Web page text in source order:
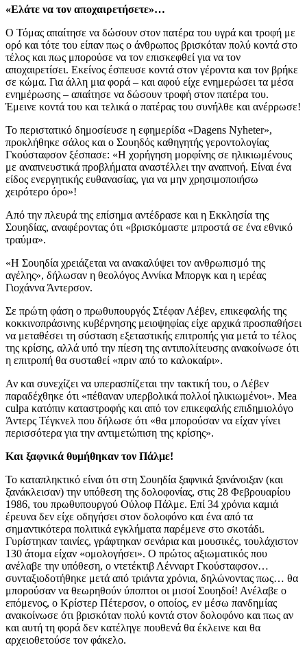
«Ελάτε να τον αποχαιρετήσετε»…
Ο Τόμας απαίτησε να δώσουν στον πατέρα του υγρά και τροφή με
ορό και τότε του είπαν πως ο άνθρωπος βρισκόταν πολύ κοντά στο
τέλος και πως μπορούσε να τον επισκεφθεί για να τον
αποχαιρετίσει. Εκείνος έσπευσε κοντά στον γέροντα και τον βρήκε
σε κώμα. Για άλλη μια φορά – και αφού είχε ενημερώσει τα μέσα
ενημέρωσης – απαίτησε να δώσουν τροφή στον πατέρα του.
Έμεινε κοντά του και τελικά ο πατέρας του συνήλθε και ανέρρωσε!
Το περιστατικό δημοσίευσε η εφημερίδα «Dagens Nyheter»,
προκλήθηκε σάλος και ο Σουηδός καθηγητής γεροντολογίας
Γκούσταφσον ξέσπασε: «Η χορήγηση μορφίνης σε ηλικιωμένους
με αναπνευστικά προβλήματα αναστέλλει την αναπνοή. Είναι ένα
είδος ενεργητικής ευθανασίας, για να μην χρησιμοποιήσω
χειρότερο όρο»!
Από την πλευρά της επίσημα αντέδρασε και η Εκκλησία της
Σουηδίας, αναφέροντας ότι «βρισκόμαστε μπροστά σε ένα εθνικό
τραύμα».
«Η Σουηδία χρειάζεται να ανακαλύψει τον ανθρωπισμό της
αγέλης», δήλωσαν η θεολόγος Αννίκα Μποργκ και η ιερέας
Γιοχάννα Άντερσον.
Σε πρώτη φάση ο πρωθυπουργός Στέφαν Λέβεν, επικεφαλής της
κοκκινοπράσινης κυβέρνησης μειοψηφίας είχε αρχικά προσπαθήσει
να μεταθέσει τη σύσταση εξεταστικής επιτροπής για μετά το τέλος
της κρίσης, αλλά υπό την πίεση της αντιπολίτευσης ανακοίνωσε ότι
η επιτροπή θα συσταθεί «πριν από το καλοκαίρι».
Αν και συνεχίζει να υπερασπίζεται την τακτική του, ο Λέβεν
παραδέχθηκε ότι «πέθαναν υπερβολικά πολλοί ηλικιωμένοι». Mea
culpa κατόπιν καταστροφής και από τον επικεφαλής επιδημιολόγο
Άντερς Τέγκνελ που δήλωσε ότι «θα μπορούσαν να είχαν γίνει
περισσότερα για την αντιμετώπιση της κρίσης».
Και ξαφνικά θυμήθηκαν τον Πάλμε!
Το καταπληκτικό είναι ότι στη Σουηδία ξαφνικά ξανάνοιξαν (και
ξανάκλεισαν) την υπόθεση της δολοφονίας, στις 28 Φεβρουαρίου
1986, του πρωθυπουργού Ούλοφ Πάλμε. Επί 34 χρόνια καμιά
έρευνα δεν είχε οδηγήσει στον δολοφόνο και ένα από τα
σημαντικότερα πολιτικά εγκλήματα παρέμενε στο σκοτάδι.
Γυρίστηκαν ταινίες, γράφτηκαν σενάρια και μουσικές, τουλάχιστον
130 άτομα είχαν «ομολογήσει». Ο πρώτος αξιωματικός που
ανέλαβε την υπόθεση, ο ντετέκτιβ Λένναρτ Γκούσταφσον…
συνταξιοδοτήθηκε μετά από τριάντα χρόνια, δηλώνοντας πως… θα
μπορούσαν να θεωρηθούν ύποπτοι οι μισοί Σουηδοί! Ανέλαβε ο
επόμενος, ο Κρίστερ Πέτερσον, ο οποίος, εν μέσω πανδημίας
ανακοίνωσε ότι βρισκόταν πολύ κοντά στον δολοφόνο και πως αν
και αυτή τη φορά δεν κατέληγε πουθενά θα έκλεινε και θα
αρχειοθετούσε τον φάκελο.